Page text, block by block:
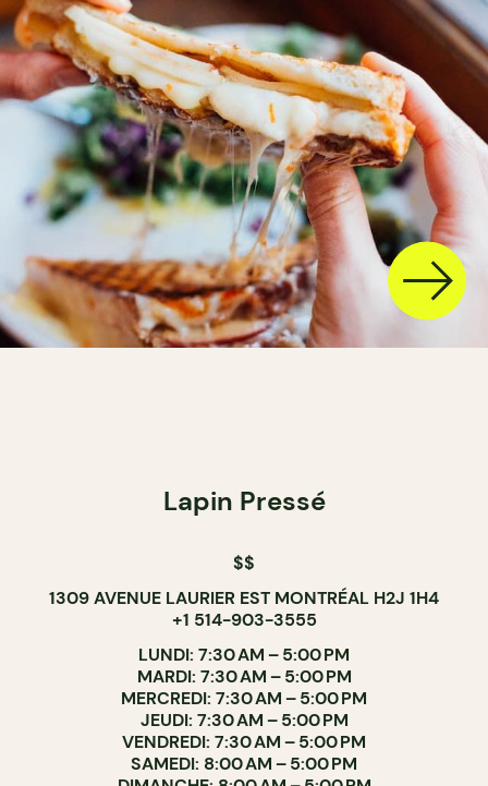
Lapin Pressé
$$
1309 AVENUE LAURIER EST MONTRÉAL H2J 1H4
+1 514-903-3555
LUNDI: 7:30 AM – 5:00 PM
MARDI: 7:30 AM – 5:00 PM
MERCREDI: 7:30 AM – 5:00 PM
JEUDI: 7:30 AM – 5:00 PM
VENDREDI: 7:30 AM – 5:00 PM
SAMEDI: 8:00 AM – 5:00 PM